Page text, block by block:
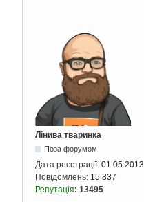
Лінива тваринка
Поза форумом
Дата реєстрації: 01.05.2013
Повідомлень: 15 837
Репутація: 13495